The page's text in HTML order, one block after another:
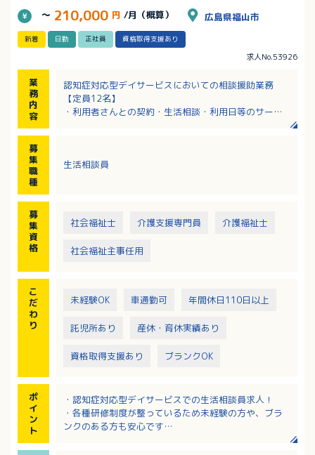
～ 210,000 円 /月（概算） 広島県福山市
新着 日勤 正社員 資格取得支援あり
求人No.53926
業
務
内
容
認知症対応型デイサービスにおいての相談援助業務
【定員12名】
・利用者さんとの契約・生活相談・利用日等のサービ
・通所介護計画書やモニタリングの作成や管理
募
集
職
種
生活相談員
募
集
資
格
社会福祉士 介護支援専門員 介護福祉士
社会福祉主事任用
こ
だ
わ
り
未経験OK 車通勤可 年間休日110日以上
託児所あり 産休・育休実績あり
資格取得支援あり ブランクOK
ポ
イ
ン
ト
・認知症対応型デイサービスでの生活相談員求人！
・各種研修制度が整っているため未経験の方や、ブラ
ンクのある方も安心です